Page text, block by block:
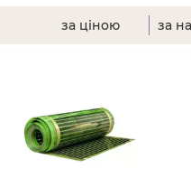
за ціною за